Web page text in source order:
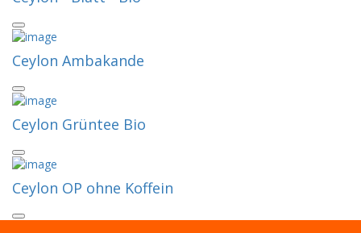
Ceylon Ambakande
Ceylon Grüntee Bio
Ceylon OP ohne Koffein